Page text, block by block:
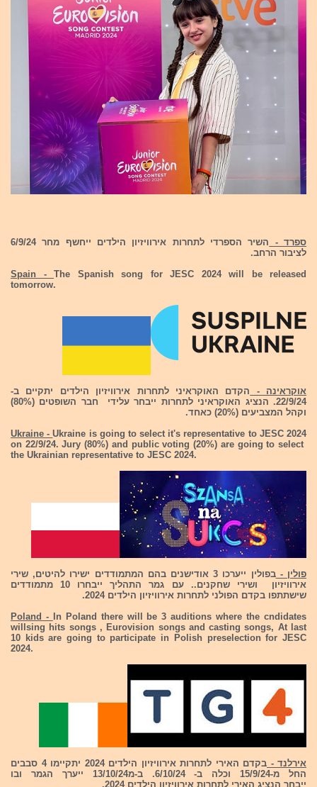
ספרד -
השיר הספרדי לתחרות אירוויזיון הילדים ייחשף מחר 6/9/24
לציבור הרחב.
Spain - The Spanish song for JESC 2024 will be released
tomorrow.
אוקראינה - הקדם האוקראיני לתחרות אירוויזיון הילדים יתקיים ב-
22/9/24. הנציג האוקראיני לתחרות ייבחר עלידי חבר השופטים (80%)
וקהל המצביעים (20%) כאחד.
Ukraine -Ukraine is going to select it's representative to JESC 2024
on 22/9/24. Jury (80%) and public voting (20%) are going to select
the Ukrainian representative to JESC 2024.
פולין -
בפולין ייערכו 3 אודישנים בהם המתמודדים ישירו להיטים, שירי
אירוויזיון ושירי שחקנים.. עם גמר התהליך ייבחרו 10 מתמודדים
שישתתפו בקדם הפולני לתחרות אירוויזיון הילדים 2024.
Poland -
In Poland there will be 3 auditions where the cndidates
willsing hits songs , Eurovision songs and casting songs, At last
10 kids are going to participate in Polish preselection for JESC
2024.
אירלנד -
בקדם האירי לתחרות אירוויזיון הילדים 2024 יתקיימו 4 סבבים
החל מ-15/9/24 וכלה ב- 6/10/24. ב-מ13/10/24 ייערך הגמר ובו
ייבחר הנציג האירי לתחרות אירוויזיון הילדים 2024.